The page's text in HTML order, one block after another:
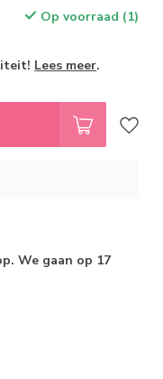
Op voorraad (1)
Lees meer.
We gaan op 17